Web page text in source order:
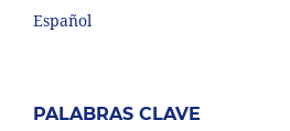
Español
PALABRAS CLAVE